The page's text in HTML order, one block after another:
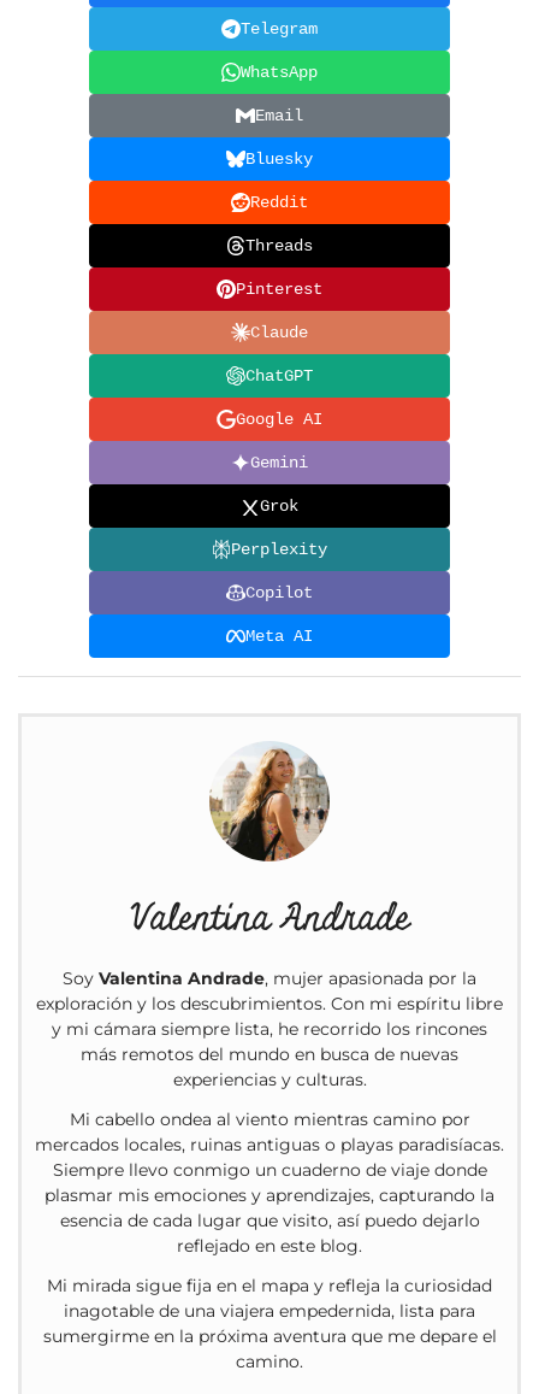
Telegram
WhatsApp
Email
Bluesky
Reddit
Threads
Pinterest
Claude
ChatGPT
Google AI
Gemini
Grok
Perplexity
Copilot
Meta AI
Valentina Andrade
Soy Valentina Andrade, mujer apasionada por la
exploración y los descubrimientos. Con mi espíritu libre
y mi cámara siempre lista, he recorrido los rincones
más remotos del mundo en busca de nuevas
experiencias y culturas.
Mi cabello ondea al viento mientras camino por
mercados locales, ruinas antiguas o playas paradisíacas.
Siempre llevo conmigo un cuaderno de viaje donde
plasmar mis emociones y aprendizajes, capturando la
esencia de cada lugar que visito, así puedo dejarlo
reflejado en este blog.
Mi mirada sigue fija en el mapa y refleja la curiosidad
inagotable de una viajera empedernida, lista para
sumergirme en la próxima aventura que me depare el
camino.